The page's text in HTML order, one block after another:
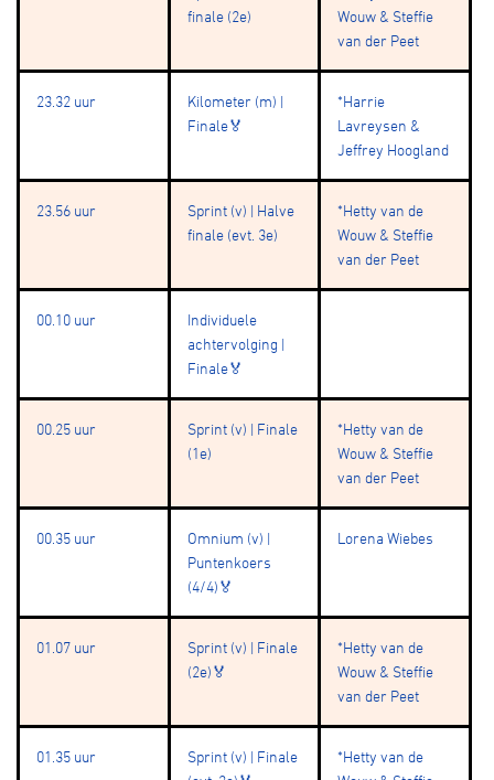
finale (2e)
Wouw & Steffie
van der Peet
23.32 uur
Kilometer (m) |
Finale🏅
*Harrie
Lavreysen &
Jeffrey Hoogland
23.56 uur
Sprint (v) | Halve
finale (evt. 3e)
*Hetty van de
Wouw & Steffie
van der Peet
00.10 uur
Individuele
achtervolging |
Finale🏅
00.25 uur
Sprint (v) | Finale
(1e)
*Hetty van de
Wouw & Steffie
van der Peet
00.35 uur
Omnium (v) |
Puntenkoers
(4/4)🏅
Lorena Wiebes
01.07 uur
Sprint (v) | Finale
(2e)🏅
*Hetty van de
Wouw & Steffie
van der Peet
01.35 uur
Sprint (v) | Finale
*Hetty van de